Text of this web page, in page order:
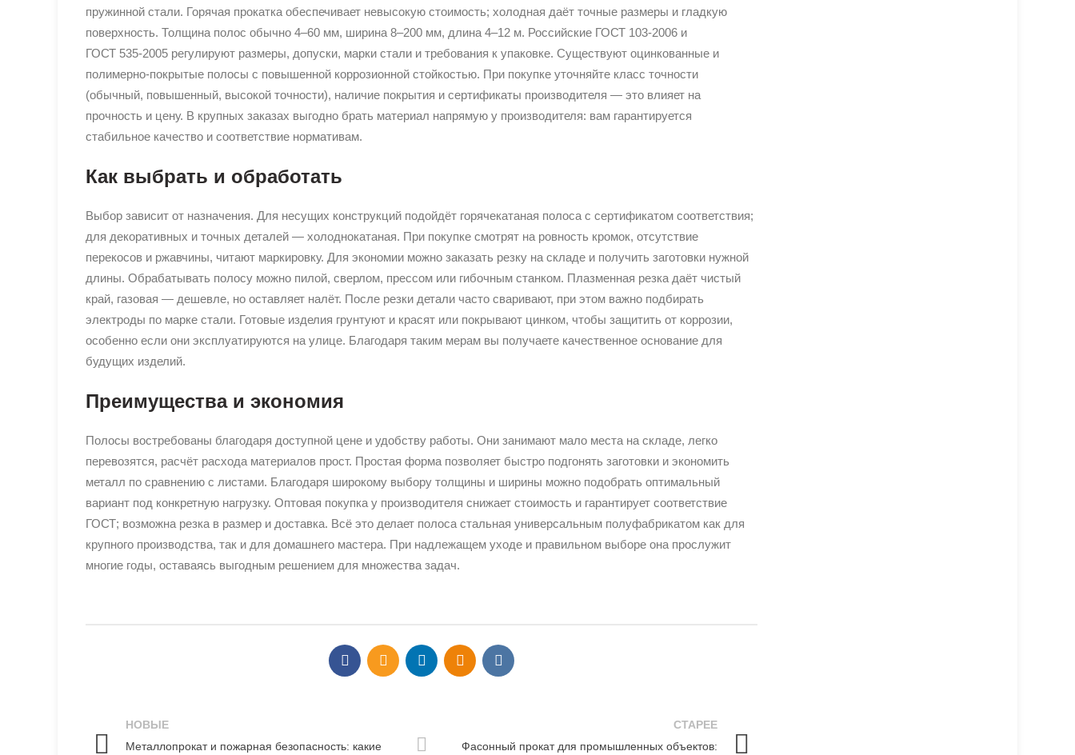
пружинной стали. Горячая прокатка обеспечивает невысокую стоимость; холодная даёт точные размеры и гладкую
поверхность. Толщина полос обычно 4–60 мм, ширина 8–200 мм, длина 4–12 м. Российские ГОСТ 103‑2006 и
ГОСТ 535‑2005 регулируют размеры, допуски, марки стали и требования к упаковке. Существуют оцинкованные и
полимерно‑покрытые полосы с повышенной коррозионной стойкостью. При покупке уточняйте класс точности
(обычный, повышенный, высокой точности), наличие покрытия и сертификаты производителя — это влияет на
прочность и цену. В крупных заказах выгодно брать материал напрямую у производителя: вам гарантируется
стабильное качество и соответствие нормативам.
Как выбрать и обработать
Выбор зависит от назначения. Для несущих конструкций подойдёт горячекатаная полоса с сертификатом соответствия;
для декоративных и точных деталей — холоднокатаная. При покупке смотрят на ровность кромок, отсутствие
перекосов и ржавчины, читают маркировку. Для экономии можно заказать резку на складе и получить заготовки нужной
длины. Обрабатывать полосу можно пилой, сверлом, прессом или гибочным станком. Плазменная резка даёт чистый
край, газовая — дешевле, но оставляет налёт. После резки детали часто сваривают, при этом важно подбирать
электроды по марке стали. Готовые изделия грунтуют и красят или покрывают цинком, чтобы защитить от коррозии,
особенно если они эксплуатируются на улице. Благодаря таким мерам вы получаете качественное основание для
будущих изделий.
Преимущества и экономия
Полосы востребованы благодаря доступной цене и удобству работы. Они занимают мало места на складе, легко
перевозятся, расчёт расхода материалов прост. Простая форма позволяет быстро подгонять заготовки и экономить
металл по сравнению с листами. Благодаря широкому выбору толщины и ширины можно подобрать оптимальный
вариант под конкретную нагрузку. Оптовая покупка у производителя снижает стоимость и гарантирует соответствие
ГОСТ; возможна резка в размер и доставка. Всё это делает полоса стальная универсальным полуфабрикатом как для
крупного производства, так и для домашнего мастера. При надлежащем уходе и правильном выборе она прослужит
многие годы, оставаясь выгодным решением для множества задач.
НОВЫЕ
Металлопрокат и пожарная безопасность: какие
СТАРЕЕ
Фасонный прокат для промышленных объектов: